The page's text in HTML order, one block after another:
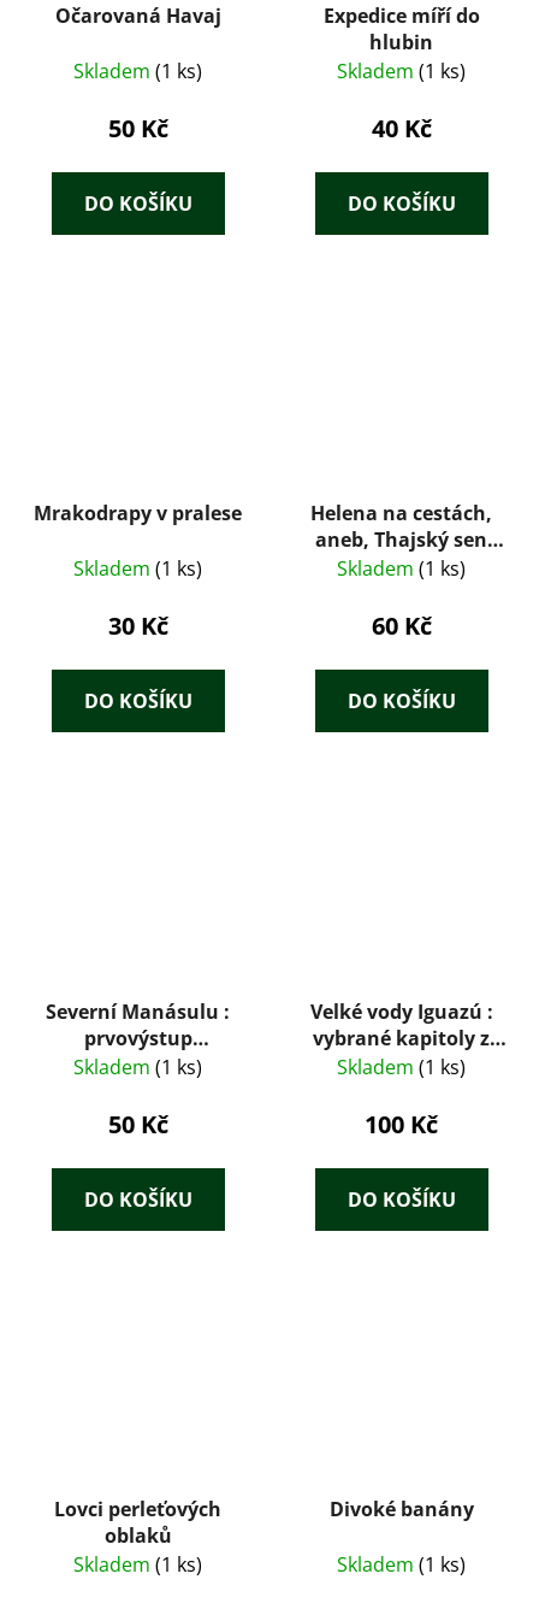
Očarovaná Havaj
Skladem (1 ks)
50 Kč
DO KOŠÍKU
Expedice míří do
hlubin
Skladem (1 ks)
40 Kč
DO KOŠÍKU
Mrakodrapy v pralese
Skladem (1 ks)
30 Kč
DO KOŠÍKU
Helena na cestách,
aneb, Thajský sen
Heleny Růžičkové
Skladem (1 ks)
60 Kč
DO KOŠÍKU
Severní Manásulu :
prvovýstup
krkonošské expedice
Skladem (1 ks)
50 Kč
DO KOŠÍKU
Velké vody Iguazú :
vybrané kapitoly z
knihy Tam za řekou
Skladem (1 ks)
100 Kč
DO KOŠÍKU
Lovci perleťových
oblaků
Skladem (1 ks)
Divoké banány
Skladem (1 ks)